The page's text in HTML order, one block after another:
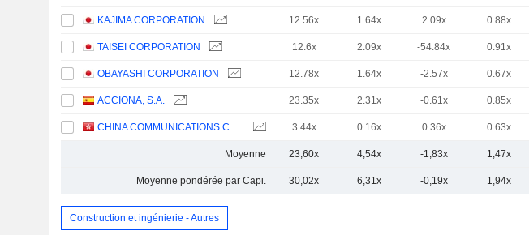
KAJIMA CORPORATION 12.56x 1.64x 2.09x 0.88x
TAISEI CORPORATION 12.6x 2.09x -54.84x 0.91x
OBAYASHI CORPORATION 12.78x 1.64x -2.57x 0.67x
ACCIONA, S.A. 23.35x 2.31x -0.61x 0.85x
CHINA COMMUNICATIONS CONSTRUCTION COMPANY LIMITED 3.44x 0.16x 0.36x 0.63x
Moyenne 23,60x 4,54x -1,83x 1,47x
Moyenne pondérée par Capi. 30,02x 6,31x -0,19x 1,94x
Construction et ingénierie - Autres